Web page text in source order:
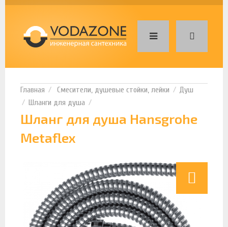
Смесители, душевые стойки, лейки
Душ
Шланги для душа
Шланг для душа Hansgrohe
Metaflex